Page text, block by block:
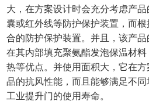
大，在方案设计时会充分考虑产
囊或红外线等防护保护装置，而
合的防护保护装置。并且，该产品
在其内部填充聚氨酯发泡保温材
热等优点。并使用面积大，它在
品的抗风性能，而且能够满足不
工业提升门的使用寿命。